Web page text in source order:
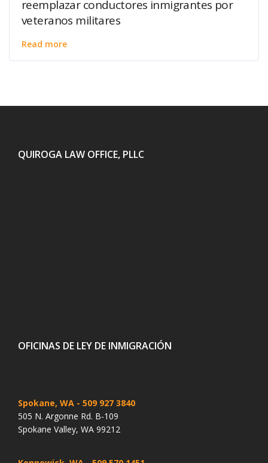
reemplazar conductores inmigrantes por
veteranos militares
Read more
QUIROGA LAW OFFICE, PLLC
OFICINAS DE LEY DE INMIGRACIÓN
Spokane, WA - 509 927 3840
505 N. Argonne Rd. B-109
Spokane Valley, WA 99212